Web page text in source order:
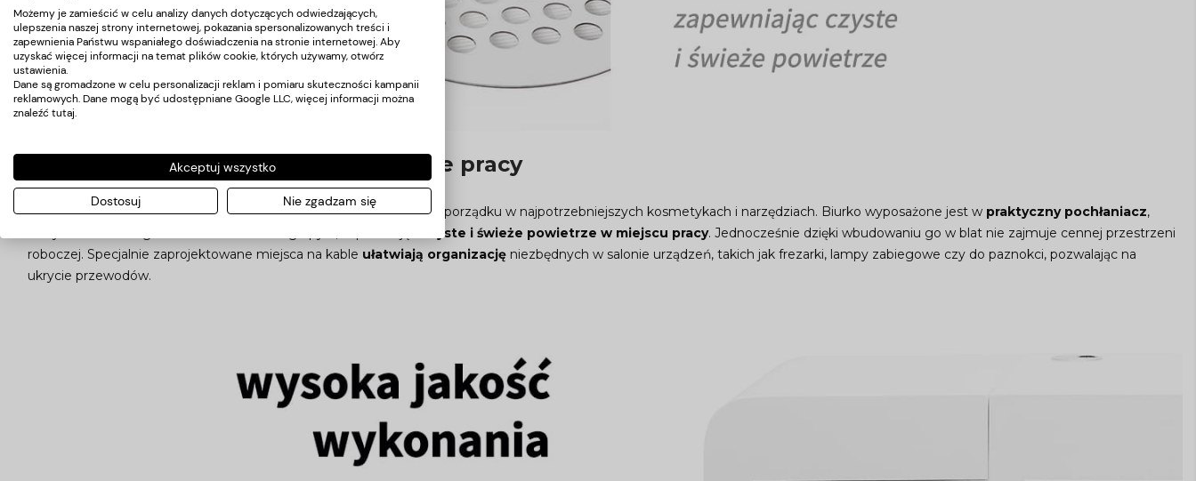
Doskonały sposób na idealne miejsce pracy
Trzy obszerne szufladyułatwiają organizację oraz utrzymywanie porządku w najpotrzebniejszych kosmetykach i narzędziach. Biurko wyposażone jest w praktyczny pochłaniacz,
czyste i świeże powietrze w miejscu pracy. Jednocześnie dzięki wbudowaniu go w blat nie zajmuje cennej przestrzeni
roboczej. Specjalnie zaprojektowane miejsca na kable ułatwiają organizację niezbędnych w salonie urządzeń, takich jak frezarki, lampy zabiegowe czy do paznokci, pozwalając na
ukrycie przewodów.
Możemy je zamieścić w celu analizy danych dotyczących odwiedzających,
ulepszenia naszej strony internetowej, pokazania spersonalizowanych treści i
zapewnienia Państwu wspaniałego doświadczenia na stronie internetowej. Aby
uzyskać więcej informacji na temat plików cookie, których używamy, otwórz
ustawienia.
Dane są gromadzone w celu personalizacji reklam i pomiaru skuteczności kampanii
reklamowych. Dane mogą być udostępniane Google LLC, więcej informacji można
znaleźć tutaj.
Akceptuj wszystko
Dostosuj Nie zgadzam się